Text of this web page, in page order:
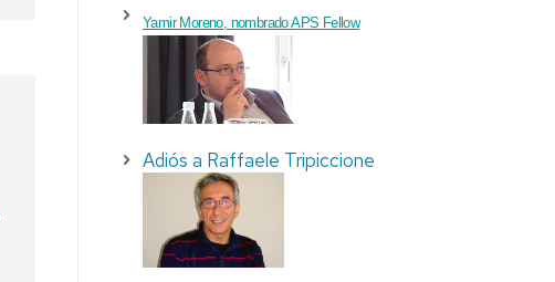
Yamir Moreno, nombrado APS Fellow
Adiós a Raffaele Tripiccione